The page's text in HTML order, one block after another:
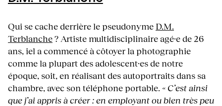
Qui se cache derrière le pseudonyme D.M.
Terblanche? Artiste multidisciplinaire agé·e de 26
ans, iel a commencé à côtoyer la photographie
comme la plupart des adolescent·es de notre
époque, soit, en réalisant des autoportraits dans sa
chambre, avec son téléphone portable. « C’est ainsi
que j’ai appris à créer : en employant ou bien très peu